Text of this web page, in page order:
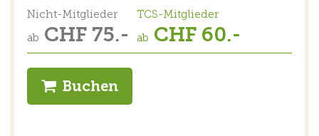
Nicht-Mitglieder
ab CHF 75.-
TCS-Mitglieder
ab CHF 60.-
Buchen